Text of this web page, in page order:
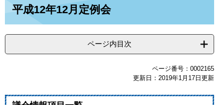
す。
本
文
平成12年12月定例会
ページ内目次
ページ番号：0002165
更新日：2019年1月17日更新